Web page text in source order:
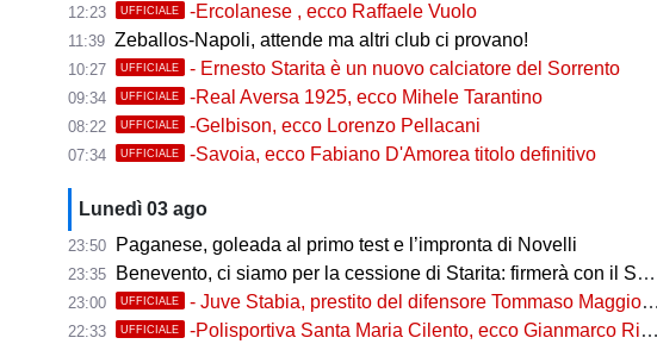
12:23 UFFICIALE -Ercolanese , ecco Raffaele Vuolo
11:39 Zeballos-Napoli, attende ma altri club ci provano!
10:27 UFFICIALE - Ernesto Starita è un nuovo calciatore del Sorrento
09:34 UFFICIALE -Real Aversa 1925, ecco Mihele Tarantino
08:22 UFFICIALE -Gelbison, ecco Lorenzo Pellacani
07:34 UFFICIALE -Savoia, ecco Fabiano D'Amorea titolo definitivo
Lunedì 03 ago
23:50 Paganese, goleada al primo test e l’impronta di Novelli
23:35 Benevento, ci siamo per la cessione di Starita: firmerà con il Sorrento in Serie C
23:00 UFFICIALE - Juve Stabia, prestito del difensore Tommaso Maggioni dal Mantova
22:33 UFFICIALE -Polisportiva Santa Maria Cilento, ecco Gianmarco Rizzo